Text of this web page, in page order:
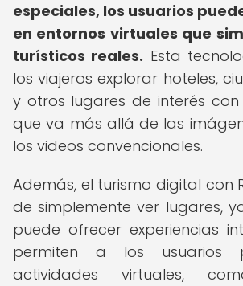
especiales, los usuarios
en entornos virtuales que
turísticos reales. Esta
los viajeros explorar hoteles,
y otros lugares de interés con
que va más allá de las
los videos convencionales.
Además, el turismo digital con
de simplemente ver lugares,
puede ofrecer experiencias
permiten a los usuarios
actividades virtuales,